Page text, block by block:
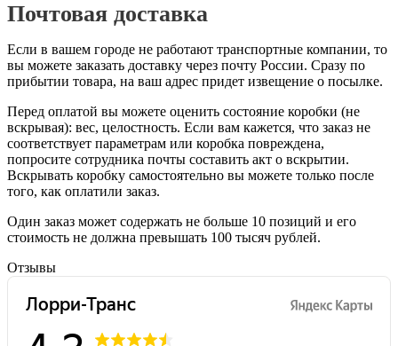
Почтовая доставка
Если в вашем городе не работают транспортные компании, то
вы можете заказать доставку через почту России. Сразу по
прибытии товара, на ваш адрес придет извещение о посылке.
Перед оплатой вы можете оценить состояние коробки (не
вскрывая): вес, целостность. Если вам кажется, что заказ не
соответствует параметрам или коробка повреждена,
попросите сотрудника почты составить акт о вскрытии.
Вскрывать коробку самостоятельно вы можете только после
того, как оплатили заказ.
Один заказ может содержать не больше 10 позиций и его
стоимость не должна превышать 100 тысяч рублей.
Отзывы